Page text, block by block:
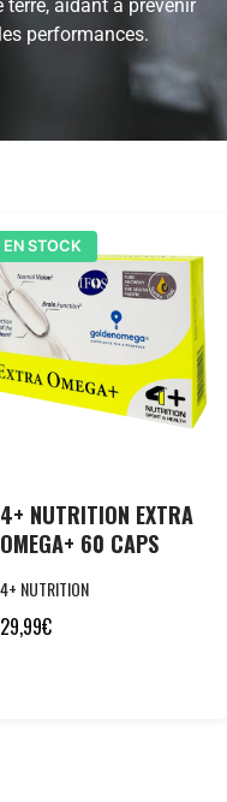
terre, aidant à prévenir
performances.
EN STOCK
4+ NUTRITION EXTRA
OMEGA+ 60 CAPS
4+ NUTRITION
29,99€